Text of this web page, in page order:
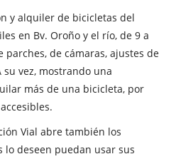
y alquiler de bicicletas del
en Bv. Oroño y el río, de 9 a
parches, de cámaras, ajustes de
su vez, mostrando una
más de una bicicleta, por
Vial abre también los
deseen puedan usar sus